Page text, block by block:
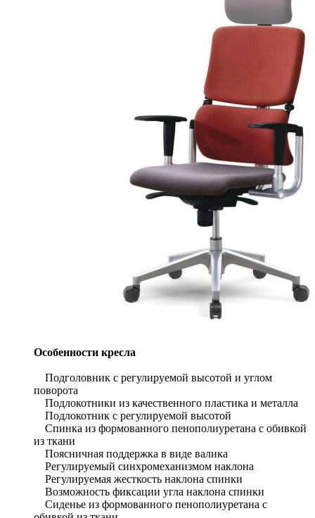
Особенности кресла
Подголовник с регулируемой высотой и углом
поворота
Подлокотники из качественного пластика и металла
Подлокотник с регулируемой высотой
Спинка из формованного пенополиуретана с обивкой
из ткани
Поясничная поддержка в виде валика
Регулируемый синхромеханизмом наклона
Регулируемая жесткость наклона спинки
Возможность фиксации угла наклона спинки
Сиденье из формованного пенополиуретана с